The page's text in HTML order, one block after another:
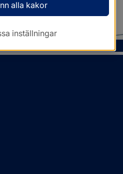
alla kakor
inställningar